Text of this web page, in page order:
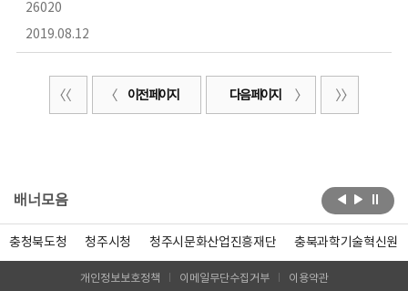
26020
2019.08.12
이전 페이지 다음 페이지
배너모음
충청북도청 청주시청 청주시문화산업진흥재단 충북과학기술혁신원
개인정보보호정책 이메일무단수집거부 이용약관